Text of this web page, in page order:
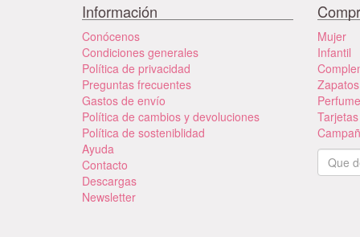
Información
Conócenos
Condiciones generales
Política de privacidad
Preguntas frecuentes
Gastos de envío
Política de cambios y devoluciones
Política de sosteniblidad
Ayuda
Contacto
Descargas
Newsletter
Mujer
Infantil
Perfume